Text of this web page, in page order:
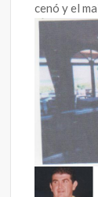
cenó y el